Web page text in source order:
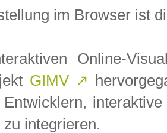
im Browser ist
Online-
GIMV ↗
integrieren.